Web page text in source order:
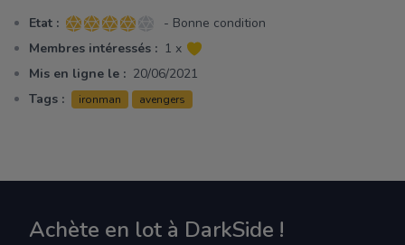
Etat : 4 sur 5 étoiles
- Bonne condition
Membres intéressés : 1 x
Mis en ligne le : 20/06/2021
Tags :
ironman avengers
Achète en lot à DarkSide !